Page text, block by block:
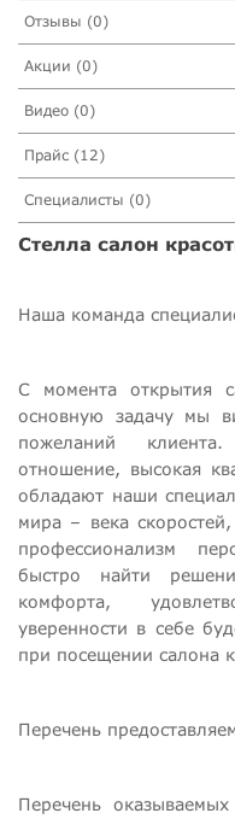
Отзывы (0)
Акции (0)
Видео (0)
Прайс (12)
Специалисты (0)
Стелла салон
Наша команда
С момента открытия
основную задачу мы
пожеланий клиента.
отношение, высокая
обладают наши
мира – века
профессионализм
быстро найти
комфорта,
уверенности в себе
при посещении салона
Перечень
Перечень